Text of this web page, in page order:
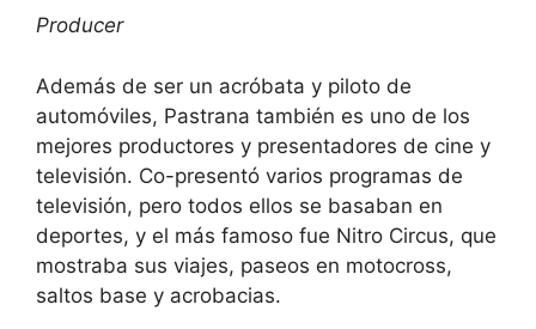
Producer
Además de ser un acróbata y piloto de
automóviles, Pastrana también es uno de los
mejores productores y presentadores de cine y
televisión. Co-presentó varios programas de
televisión, pero todos ellos se basaban en
deportes, y el más famoso fue Nitro Circus, que
mostraba sus viajes, paseos en motocross,
saltos base y acrobacias.